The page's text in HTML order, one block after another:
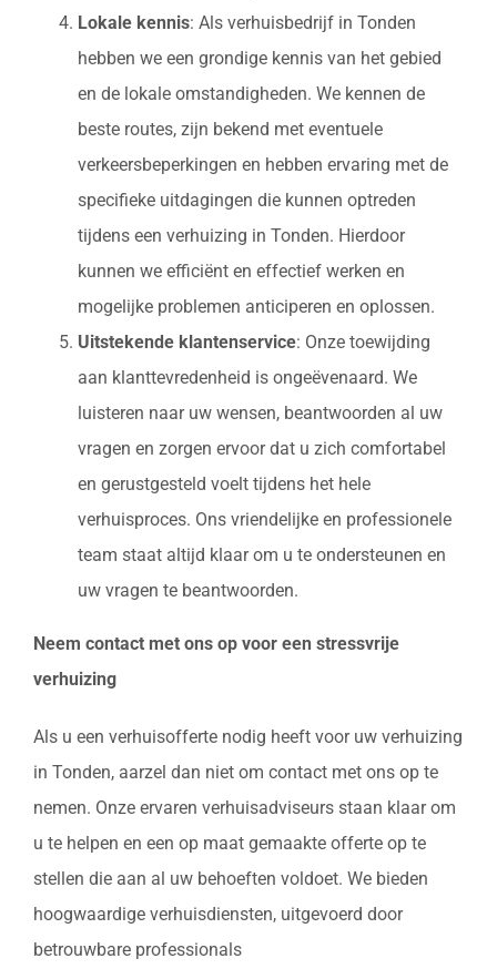
Lokale kennis: Als verhuisbedrijf in Tonden
hebben we een grondige kennis van het gebied
en de lokale omstandigheden. We kennen de
beste routes, zijn bekend met eventuele
verkeersbeperkingen en hebben ervaring met de
specifieke uitdagingen die kunnen optreden
tijdens een verhuizing in Tonden. Hierdoor
kunnen we efficiënt en effectief werken en
mogelijke problemen anticiperen en oplossen.
Uitstekende klantenservice: Onze toewijding
aan klanttevredenheid is ongeëvenaard. We
luisteren naar uw wensen, beantwoorden al uw
vragen en zorgen ervoor dat u zich comfortabel
en gerustgesteld voelt tijdens het hele
verhuisproces. Ons vriendelijke en professionele
team staat altijd klaar om u te ondersteunen en
uw vragen te beantwoorden.
Neem contact met ons op voor een stressvrije
verhuizing
Als u een verhuisofferte nodig heeft voor uw verhuizing
in Tonden, aarzel dan niet om contact met ons op te
nemen. Onze ervaren verhuisadviseurs staan klaar om
u te helpen en een op maat gemaakte offerte op te
stellen die aan al uw behoeften voldoet. We bieden
hoogwaardige verhuisdiensten, uitgevoerd door
betrouwbare professionals